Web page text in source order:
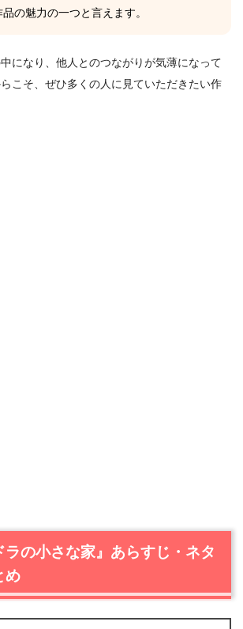
品の魅力の一つと言えます。
になり、他人とのつながりが気薄になって
こそ、ぜひ多くの人に見ていただきたい作
ラの小さな家』あらすじ・ネタ
め